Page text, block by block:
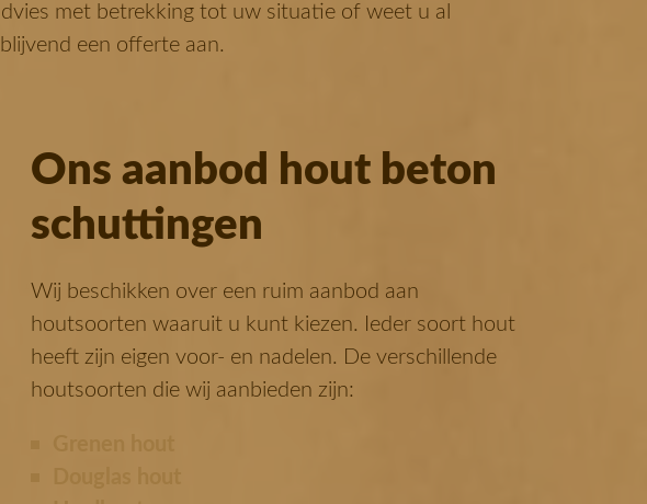
met betrekking tot uw situatie of weet u al
een offerte aan.
Ons aanbod hout beton
schuttingen
Wij beschikken over een ruim aanbod aan
houtsoorten waaruit u kunt kiezen. Ieder soort hout
heeft zijn eigen voor- en nadelen. De verschillende
houtsoorten die wij aanbieden zijn: